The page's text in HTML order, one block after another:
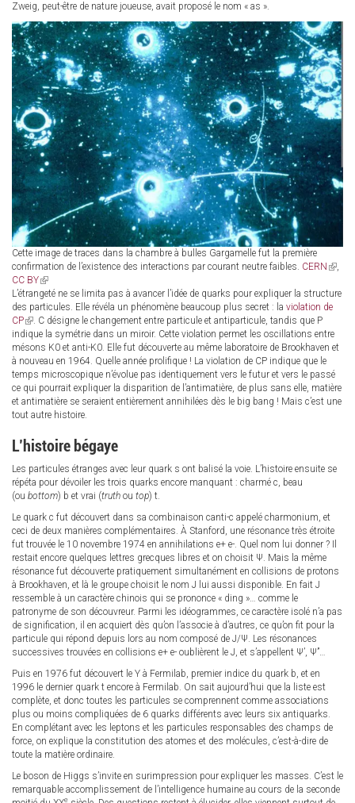
Zweig, peut-être de nature joueuse, avait proposé le nom « as ».
Cette image de traces dans la chambre à bulles Gargamelle fut la première
confirmation de l’existence des interactions par courant neutre faibles. CERN (link
,
CC BY(link
is
external)
L’étrangeté ne se limita pas à avancer l’idée de quarks pour expliquer la structure
des particules. Elle révéla un phénomène beaucoup plus secret : la violation de
CP(link
is
external)
. C désigne le changement entre particule et antiparticule, tandis que P
indique la symétrie dans un miroir. Cette violation permet les oscillations entre
mésons K0 et anti-K0. Elle fut découverte au même laboratoire de Brookhaven et
à nouveau en 1964. Quelle année prolifique ! La violation de CP indique que le
temps microscopique n’évolue pas identiquement vers le futur et vers le passé
ce qui pourrait expliquer la disparition de l’antimatière, de plus sans elle, matière
et antimatière se seraient entièrement annihilées dès le big bang ! Mais c’est une
tout autre histoire.
L’histoire bégaye
Les particules étranges avec leur quark s ont balisé la voie. L’histoire ensuite se
répéta pour dévoiler les trois quarks encore manquant : charmé c, beau
(ou bottom) b et vrai (truth ou top) t.
Le quark c fut découvert dans sa combinaison canti-c appelé charmonium, et
ceci de deux manières complémentaires. À Stanford, une résonance très étroite
fut trouvée le 10 novembre 1974 en annihilations e+ e-. Quel nom lui donner ? Il
restait encore quelques lettres grecques libres et on choisit Ψ. Mais la même
résonance fut découverte pratiquement simultanément en collisions de protons
à Brookhaven, et là le groupe choisit le nom J lui aussi disponible. En fait J
ressemble à un caractère chinois qui se prononce « ding »… comme le
patronyme de son découvreur. Parmi les idéogrammes, ce caractère isolé n’a pas
de signification, il en acquiert dès qu’on l’associe à d’autres, ce qu’on fit pour la
particule qui répond depuis lors au nom composé de J/Ψ. Les résonances
successives trouvées en collisions e+ e- oublièrent le J, et s’appellent Ψ’, Ψ’’…
Puis en 1976 fut découvert le Υ à Fermilab, premier indice du quark b, et en
1996 le dernier quark t encore à Fermilab. On sait aujourd’hui que la liste est
complète, et donc toutes les particules se comprennent comme associations
plus ou moins compliquées de 6 quarks différents avec leurs six antiquarks.
En complétant avec les leptons et les particules responsables des champs de
force, on explique la constitution des atomes et des molécules, c’est-à-dire de
toute la matière ordinaire.
Le boson de Higgs s’invite en surimpression pour expliquer les masses. C’est le
remarquable accomplissement de l’intelligence humaine au cours de la seconde
e